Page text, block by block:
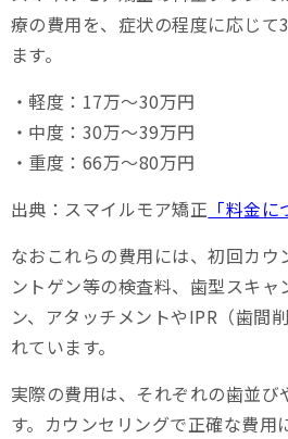
療の費用を、症状の程度に応じて
ます。
・軽度：17万～30万円
・中度：30万～39万円
・重度：66万～80万円
出典：スマイルモア矯正 「料金に
なおこれらの費用には、初回カウ
ントゲン等の検査料、歯型スキャ
ン、アタッチメントやIPR（歯間
れています。
実際の費用は、それぞれの歯並び
す。カウンセリングで正確な費用